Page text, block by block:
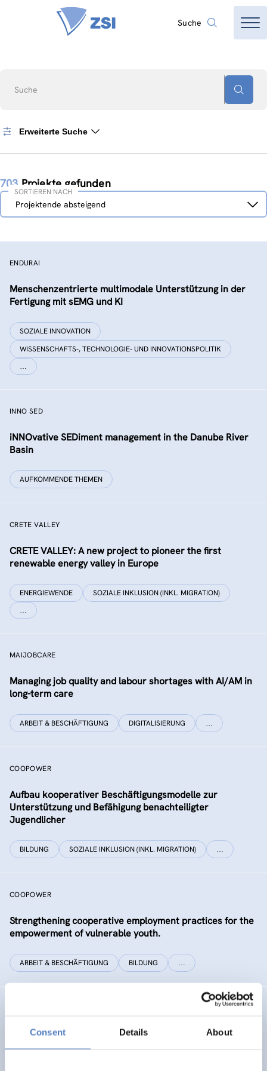
Consent Details About
Suche
Suche
Erweiterte Suche
703 Projekte gefunden
Sortieren
nachProjektende absteigend
SORTIEREN NACH
ENDURAI
Menschenzentrierte multimodale Unterstützung in der
Fertigung mit sEMG und KI
SOZIALE INNOVATION
WISSENSCHAFTS-, TECHNOLOGIE- UND INNOVATIONSPOLITIK
…
INNO SED
iNNOvative SEDiment management in the Danube River
Basin
AUFKOMMENDE THEMEN
CRETE VALLEY
CRETE VALLEY: A new project to pioneer the first
renewable energy valley in Europe
ENERGIEWENDE SOZIALE INKLUSION (INKL. MIGRATION)
…
MAIJOBCARE
Managing job quality and labour shortages with AI/AM in
long-term care
ARBEIT & BESCHÄFTIGUNG DIGITALISIERUNG …
COOPOWER
Aufbau kooperativer Beschäftigungsmodelle zur
Unterstützung und Befähigung benachteiligter
Jugendlicher
BILDUNG SOZIALE INKLUSION (INKL. MIGRATION) …
COOPOWER
Strengthening cooperative employment practices for the
empowerment of vulnerable youth.
ARBEIT & BESCHÄFTIGUNG BILDUNG …
KLIMASCHUTZ & KLIMAWANDELANPASSUNG